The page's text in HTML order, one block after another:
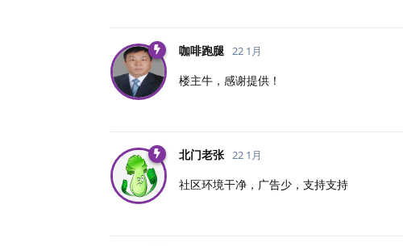
咖啡跑腿 22 1月
楼主牛，感谢提供！
北门老张 22 1月
社区环境干净，广告少，支持支持